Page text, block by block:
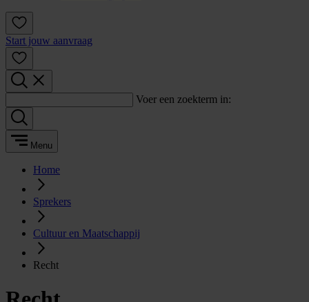
Start jouw aanvraag
Voer een zoekterm in:
Menu
Home
Sprekers
Cultuur en Maatschappij
Recht